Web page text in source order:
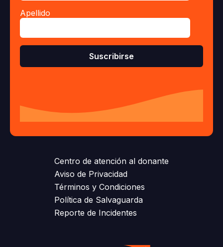
Centro de atención al donante
Aviso de Privacidad
Términos y Condiciones
Política de Salvaguarda
Reporte de Incidentes
Apellido